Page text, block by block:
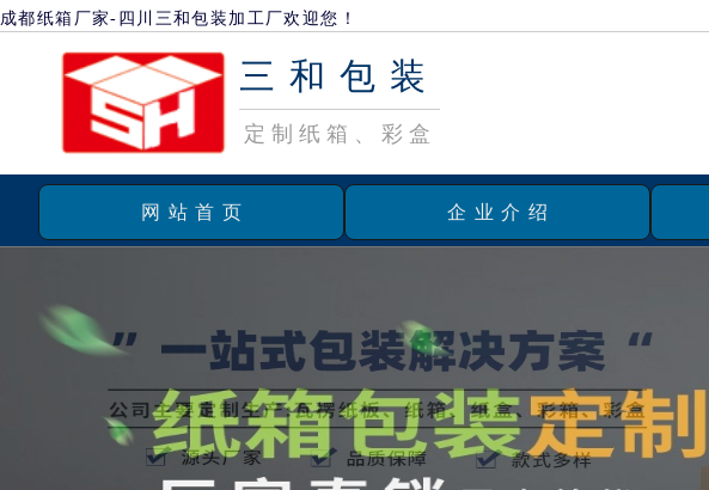
成都纸箱厂家-四川三和包装加工厂欢迎您！
三和包装
定制纸箱、彩盒
网站首页 企业介绍